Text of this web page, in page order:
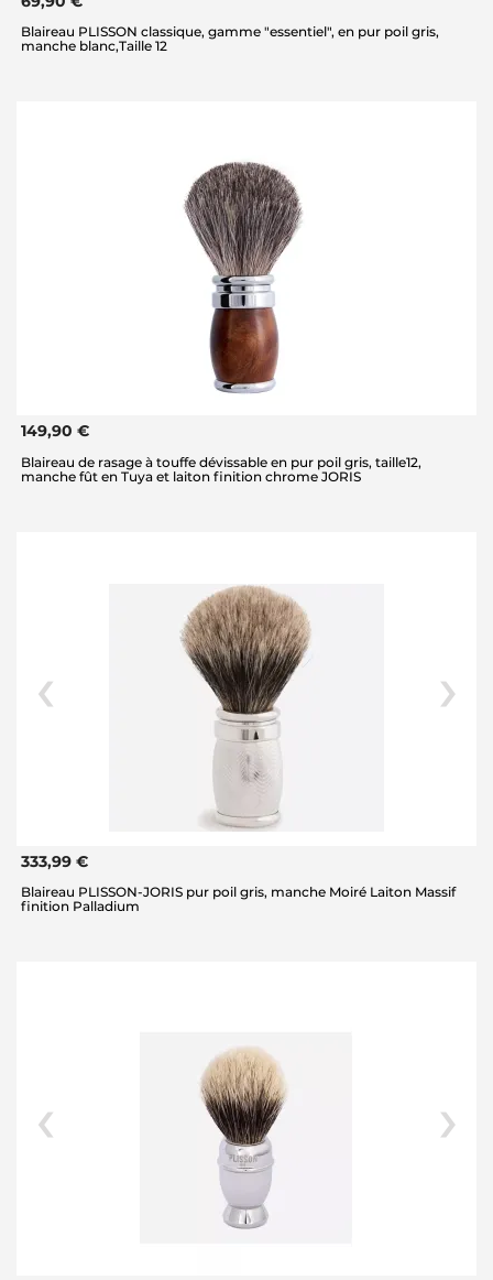
Blaireau PLISSON classique, gamme "essentiel", en pur poil gris,
manche blanc,Taille 12
149,90 €
Blaireau de rasage à touffe dévissable en pur poil gris, taille12,
manche fût en Tuya et laiton finition chrome JORIS
333,99 €
Blaireau PLISSON-JORIS pur poil gris, manche Moiré Laiton Massif
finition Palladium